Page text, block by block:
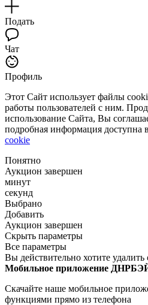
Подать
Чат
Профиль
Этот Сайт использует файлы
работы пользователей с ним.
использование Сайта, Вы
подробная информация доступна в
cookie
Понятно
Аукцион завершен
минут
секунд
Выбрано
Добавить
Аукцион завершен
Скрыть параметры
Все параметры
Вы действительно хотите удалить
Мобильное приложение
Скачайте наше мобильное
функциями прямо из телефона